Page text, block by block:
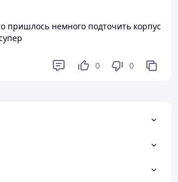
пришлось немного подточить корпус
0 0